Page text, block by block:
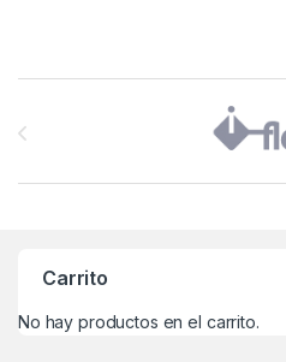
Brands Carousel
Carrito
No hay productos en el carrito.